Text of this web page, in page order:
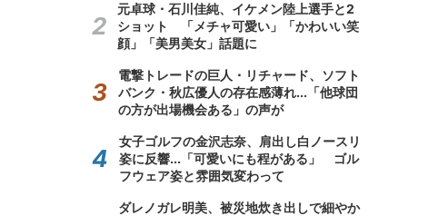
元卓球・石川佳純、イケメン陸上選手と2
ショット 「メチャ可愛い」「かわいい笑
顔」「美男美女」話題に
電撃トレードの巨人・リチャード、ソフト
バンク・秋広優人の存在感薄れ...「他球団
の方が出場機会ある」の声が
女子ゴルフの金沢志奈、肩出し白ノースリ
姿に反響...「可愛いにも程がある」 ゴル
フウェア姿と雰囲気変わって
ダレノガレ明美、被災地炊き出しで細やか